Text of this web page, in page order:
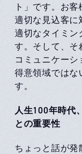
ト」です。お客
適切な⾒込客に
適切なタイミ
す。そして、そ
コミュニケー
得意領域ではな
す。
⼈⽣100年時代
との重要性
ちょっと話が